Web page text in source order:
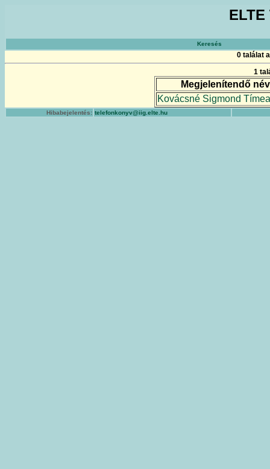
Keresés
0 találat
1
Megjelenítendő név
Kovácsné Sigmond
Hibabejelentés: telefonkonyv@iig.elte.hu